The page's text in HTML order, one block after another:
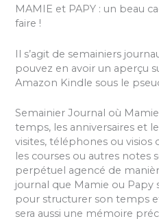
MAMIE et PAPY : un beau
faire !
Il s’agit de semainiers
pouvez en avoir un aperçu
Amazon Kindle sous le
Semainier Journal où
temps, les anniversaires et
visites, téléphones ou visios
les courses ou autres notes
perpétuel agencé de
journal que Mamie ou Papy
pour structurer son temps
sera aussi une mémoire